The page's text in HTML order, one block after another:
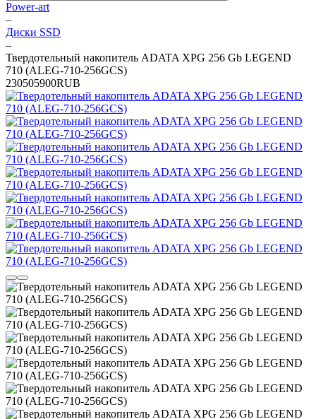
Power-art
–
Диски SSD
–
Твердотельный накопитель ADATA XPG 256 Gb LEGEND
710 (ALEG-710-256GCS)
230505900RUB